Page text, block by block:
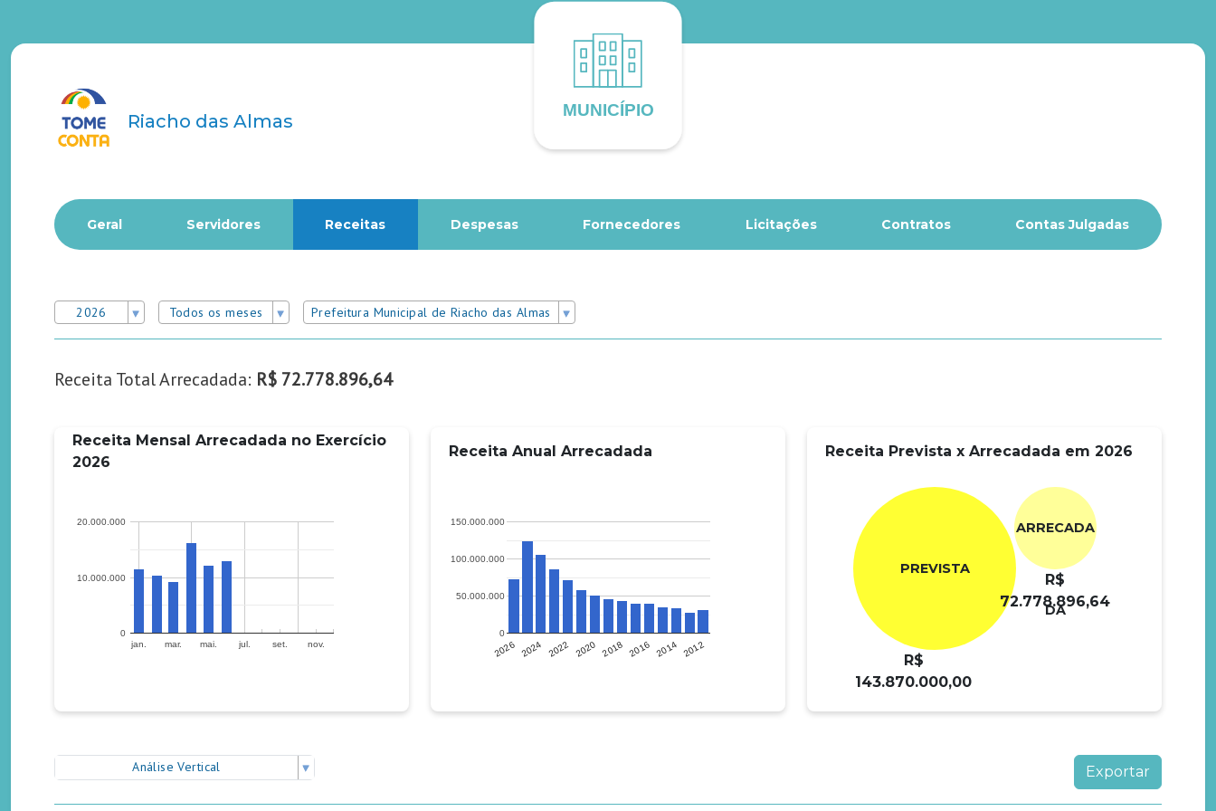
Riacho das Almas
Geral Servidores Receitas Despesas Fornecedores Licitações Contratos Contas Julgadas
2026 Todos os meses Prefeitura Municipal de Riacho das Almas
Receita Total Arrecadada: R$ 72.778.896,64
Receita Mensal Arrecadada no Exercício
2026
jan. mar. mai. jul. set. nov.
0
10.000.000
20.000.000
Receita Anual Arrecadada
2026 2024 2022 2020 2018 2016 2014 2012
0
50.000.000
100.000.000
150.000.000
Receita Prevista x Arrecadada em 2026
PREVISTA
R$
143.870.000,00
ARRECADA
DA
R$
72.778.896,64
Análise Vertical